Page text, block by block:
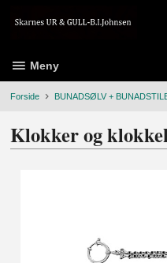
Meny
Forside BUNADSØLV +
Klokker og